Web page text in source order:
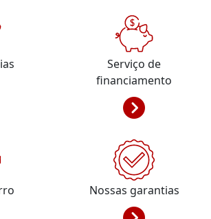
Serviço de
financiamento
Nossas garantias